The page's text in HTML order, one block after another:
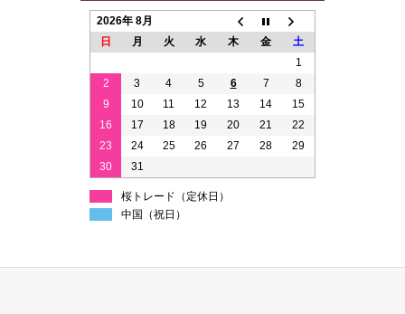
2026年 8月
日
月 火 水 木 金
土
1
2
3 4 5 6 7
8
9
10 11 12 13 14
15
16
17 18 19 20 21
22
23
24 25 26 27 28
29
30
31
桜トレード（定休日）
中国（祝日）